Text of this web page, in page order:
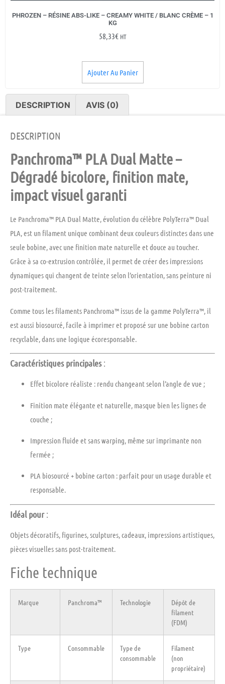
PHROZEN – RÉSINE ABS-LIKE – CREAMY WHITE / BLANC CRÈME – 1
KG
58,33€ HT
Ajouter Au Panier
DESCRIPTION AVIS (0)
DESCRIPTION
Panchroma™ PLA Dual Matte –
Dégradé bicolore, finition mate,
impact visuel garanti
Le Panchroma™ PLA Dual Matte, évolution du célèbre PolyTerra™ Dual
PLA, est un filament unique combinantdeux couleurs distinctesdans une
seule bobine, avec une finition mate naturelle et douce au toucher.
Grâce à sa co-extrusion contrôlée, il permet de créer des impressions
dynamiques qui changent de teinte selon l’orientation,sans peinture ni
post-traitement.
Comme tous les filaments Panchroma™ issus de la gamme PolyTerra™, il
est aussi biosourcé, facile à imprimeret proposé sur une bobine carton
recyclable, dans une logique écoresponsable.
Caractéristiques principales:
Effet bicolore réaliste : rendu changeant selon l’angle de vue ;
Finition mate élégante et naturelle, masque bien les lignes de
couche ;
Impression fluide et sans warping, même sur imprimante non
fermée ;
PLA biosourcé + bobine carton : parfait pour un usage durable et
responsable.
Idéal pour:
Objets décoratifs, figurines, sculptures, cadeaux, impressions artistiques,
pièces visuelles sans post-traitement.
Fiche technique
Marque Panchroma™ Technologie
Dépôt de
filament
(FDM)
Type Consommable
Type de
consommable
Filament
(non
propriétaire)